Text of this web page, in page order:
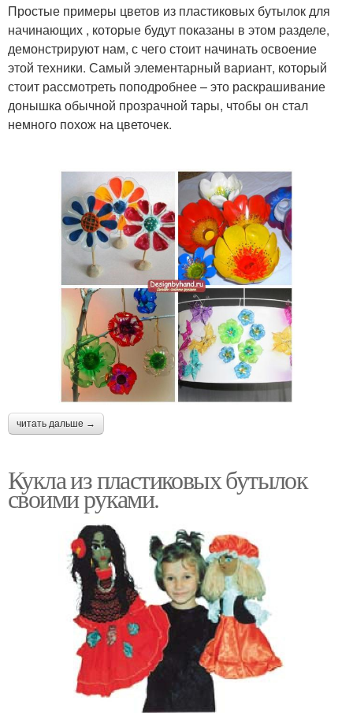
Простые примеры цветов из пластиковых бутылок для
начинающих , которые будут показаны в этом разделе,
демонстрируют нам, с чего стоит начинать освоение
этой техники. Самый элементарный вариант, который
стоит рассмотреть поподробнее – это раскрашивание
донышка обычной прозрачной тары, чтобы он стал
немного похож на цветочек.
читать дальше →
Кукла из пластиковых бутылок
своими руками.